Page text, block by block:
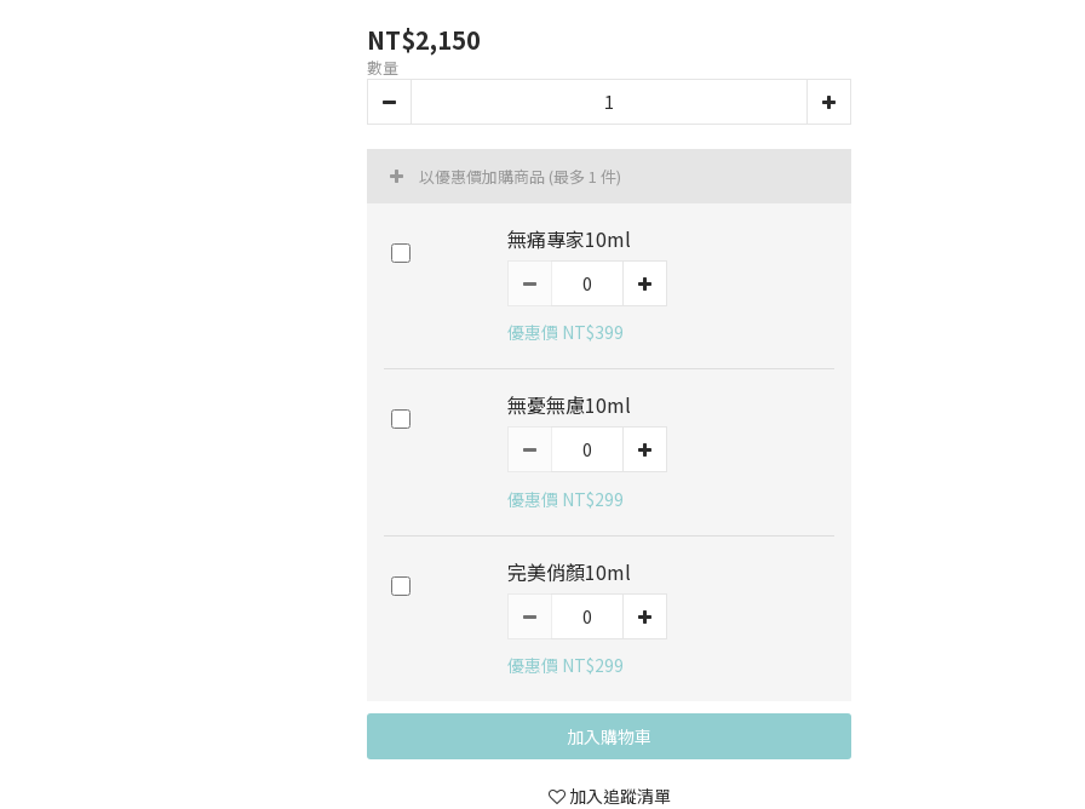
NT$2,150
數量
以優惠價加購商品 (最多 1 件)
無痛專家10ml
優惠價 NT$399
無憂無慮10ml
優惠價 NT$299
完美俏顏10ml
優惠價 NT$299
加入購物車
加入追蹤清單